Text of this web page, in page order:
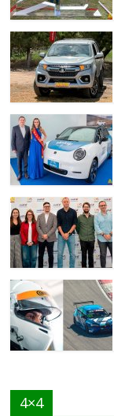
4×4